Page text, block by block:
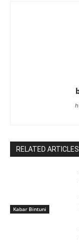
RELATED ARTICLES
Kabar Bintuni